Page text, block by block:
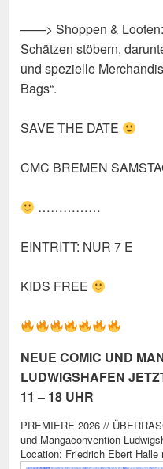
——> Shoppen &
Schätzen stöbern,
und spezielle
Bags“.
SAVE THE DATE
CMC BREMEN
……………
EINTRITT: NUR 7 E
KIDS FREE
NEUE COMIC UND
LUDWIGSHAFEN
11 – 18 UHR
PREMIERE 2026 //
und Mangaconvention
Location: Friedrich Ebert